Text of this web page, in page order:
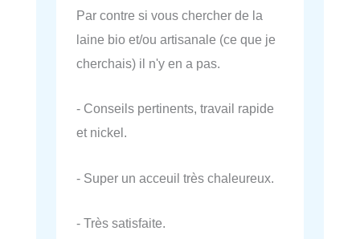
Par contre si vous chercher de la
laine bio et/ou artisanale (ce que je
cherchais) il n'y en a pas.
- Conseils pertinents, travail rapide
et nickel.
- Super un acceuil très chaleureux.
- Très satisfaite.